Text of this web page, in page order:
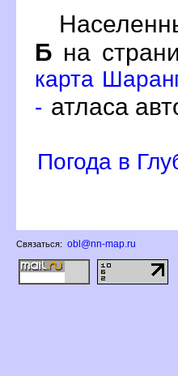
Б на
карта
- атласа
Погода в
Связаться: obl@nn-map.ru